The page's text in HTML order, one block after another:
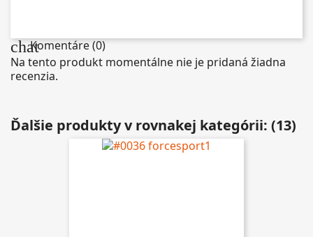
chatKomentáre (0)
Na tento produkt momentálne nie je pridaná žiadna
recenzia.
Ďalšie produkty v rovnakej kategórii: (13)